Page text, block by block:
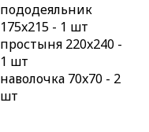
пододеяльник
175x215 - 1 шт
простыня 220x240 -
1 шт
наволочка 70x70 - 2
шт